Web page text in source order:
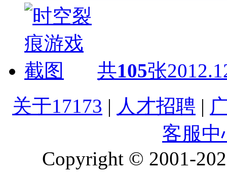
共105张
关于17173 | 人才招聘 |
客服中
Copyright © 2001-